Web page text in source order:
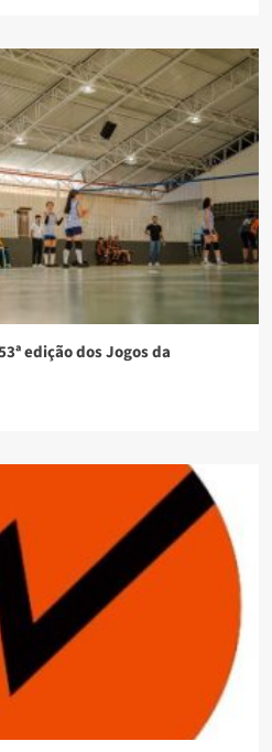
edição dos Jogos da